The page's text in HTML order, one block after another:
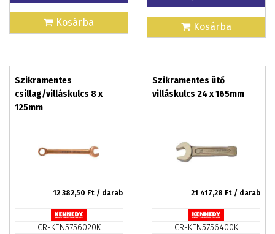
Kosárba Kosárba
Szikramentes
csillag/villáskulcs 8 x
125mm
12 382,50 Ft / darab
CR-KEN5756020K
Szikramentes ütő
villáskulcs 24 x 165mm
21 417,28 Ft / darab
CR-KEN5756400K